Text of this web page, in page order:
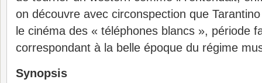
on découvre avec circonspection que
le cinéma des « téléphones blancs », période
correspondant à la belle époque du régime
Synopsis